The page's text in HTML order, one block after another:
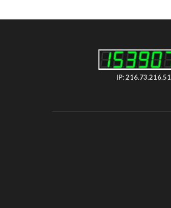
IP: 216.73.216.51